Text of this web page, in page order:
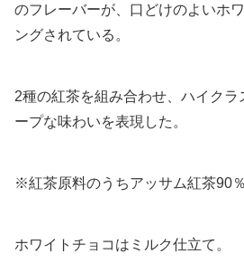
のフレーバーが、口どけのよいホ
ングされている。
2種の紅茶を組み合わせ、ハイクラ
ープな味わいを表現した。
※紅茶原料のうちアッサム紅茶90
ホワイトチョコはミルク仕立て。